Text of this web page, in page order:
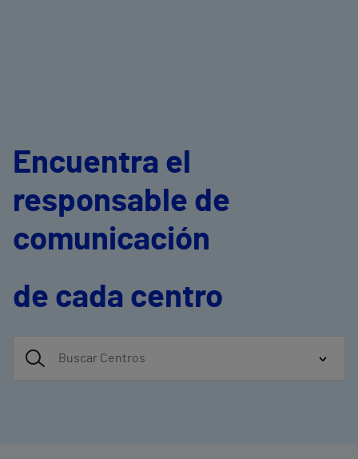
Encuentra el
responsable de
comunicación
de cada centro